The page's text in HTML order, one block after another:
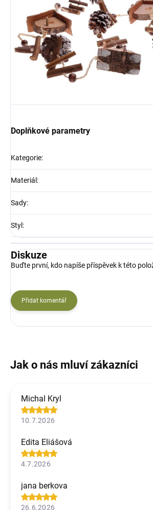
Doplňkové parametry
Kategorie:
Materiál :
Sady:
Styl :
Diskuze
Buďte první, kdo napíše příspěvek k této
Přidat komentář
Michal Kryl
10.7.2026
Edita Eliášová
4.7.2026
jana berkova
26.6.2026